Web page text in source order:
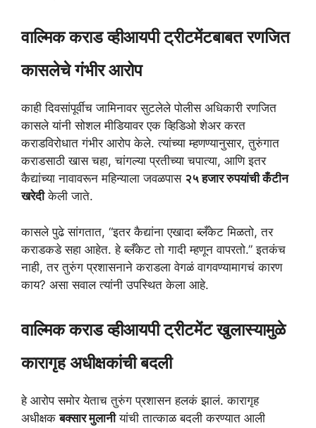
वाल्मिक कराड व्हीआयपी ट्रीटमेंटबाबत रणजित
कासलेचे गंभीर आरोप
काही दिवसांपूर्वीच जामिनावर सुटलेले पोलीस अधिकारी रणजित
कासले यांनी सोशल मीडियावर एक व्हिडिओ शेअर करत
कराडविरोधात गंभीर आरोप केले. त्यांच्या म्हणण्यानुसार, तुरुंगात
कराडसाठी खास चहा, चांगल्या प्रतीच्या चपात्या, आणि इतर
कैद्यांच्या नावावरून महिन्याला जवळपास २५ हजार रुपयांची कँटीन
खरेदीकेली जाते.
कासले पुढे सांगतात, “इतर कैद्यांना एखादा ब्लँकेट मिळतो, तर
कराडकडे सहा आहेत. हे ब्लँकेट तो गादी म्हणून वापरतो.” इतकंच
नाही, तर तुरुंग प्रशासनाने कराडला वेगळं वागवण्यामागचं कारण
काय? असा सवाल त्यांनी उपस्थित केला आहे.
वाल्मिक कराड व्हीआयपी ट्रीटमेंट खुलास्यामुळे
कारागृह अधीक्षकांची बदली
हे आरोप समोर येताच तुरुंग प्रशासन हलकं झालं. कारागृह
अधीक्षकबक्सार मुलानीयांची तात्काळ बदली करण्यात आली